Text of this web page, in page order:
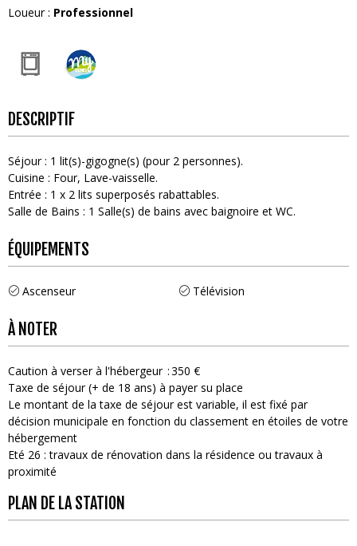
Loueur: Professionnel
DESCRIPTIF
Séjour: 1 lit(s)-gigogne(s) (pour 2 personnes)
Cuisine : Four Lave-vaisselle
Entrée : 1 x 2 lits superposés rabattables
Salle de Bains : 1 Salle(s) de bains avec baignoire et WC
ÉQUIPEMENTS
Ascenseur Télévision
À NOTER
Caution à verser à l'hébergeur 350 €
Taxe de séjour (+ de 18 ans) à payer su place
Le montant de la taxe de séjour est variable, il est fixé par
décision municipale en fonction du classement en étoiles de votre
hébergement
Eté 26 : travaux de rénovation dans la résidence ou travaux à
proximité
PLAN DE LA STATION